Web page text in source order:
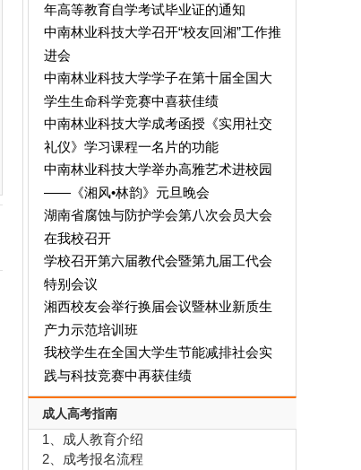
年高等教育自学考试毕业证的通知
中南林业科技大学召开“校友回湘”工作推
进会
中南林业科技大学学子在第十届全国大
学生生命科学竞赛中喜获佳绩
中南林业科技大学成考函授《实用社交
礼仪》学习课程一名片的功能
中南林业科技大学举办高雅艺术进校园
——《湘风•林韵》元旦晚会
湖南省腐蚀与防护学会第八次会员大会
在我校召开
学校召开第六届教代会暨第九届工代会
特别会议
湘西校友会举行换届会议暨林业新质生
产力示范培训班
我校学生在全国大学生节能减排社会实
践与科技竞赛中再获佳绩
成人高考指南
1、成人教育介绍
2、成考报名流程